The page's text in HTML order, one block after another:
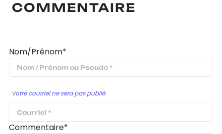
COMMENTAIRE
Nom/Prénom*
Votre courriel ne sera pas publié
Commentaire*